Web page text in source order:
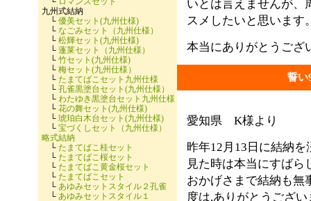
いとは言えませんが、
スメしたいと思います
本当にありがとうござ
誓い
愛知県 K様より
昨年12月13日に結納
見た時は本当にすばら
おかげさまで結納も無
度は,ありがとうござ
九州式結納
└ 優美セット(九州仕様)
└ なごみセット（九州仕様）
└ 松輝セット(九州仕様)
└ 蓬莱セット（九州仕様）
└ 竹セット(九州仕様)
└ 梅セット(九州仕様）
└ たまてばこセット九州仕様
└ 孔雀黒塗台セット(九州仕様）
└ わたゆき黒塗台セット九州仕様
└ 花の舞セット(九州仕様)
└ 琥珀白木台セット(九州仕様)
└ 宝づくしセット（九州仕様）
略式結納
└ たまてばこ桂セット
└ たまてばこ桜セット
└ たまてばこ黄金桜セット
└ たまてばこセット
└ あゆみセットスタイル２孔雀
└ あゆみセットスタイル１